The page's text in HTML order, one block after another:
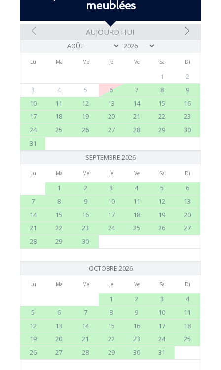
meublées
AUJOURD'HUI
Lu Ma Me Je Ve Sa Di
1
2
3
4 5 6 7 8
9
10
11 12 13 14 15
16
17
18 19 20 21 22
23
24
25 26 27 28 29
30
31
SEPTEMBRE 2026
Lu Ma Me Je Ve Sa Di
1 2 3 4 5
6
7
8 9 10 11 12
13
14
15 16 17 18 19
20
21
22 23 24 25 26
27
28
29 30
OCTOBRE 2026
Lu Ma Me Je Ve Sa Di
1 2 3
4
5
6 7 8 9 10
11
12
13 14 15 16 17
18
19
20 21 22 23 24
25
26
27 28 29 30 31